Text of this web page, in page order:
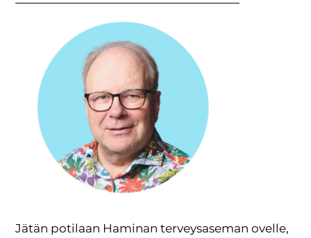
Jätän potilaan Haminan terveysaseman ovelle,